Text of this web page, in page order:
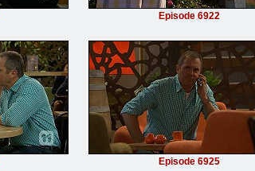
Episode 6922
Episode 6925